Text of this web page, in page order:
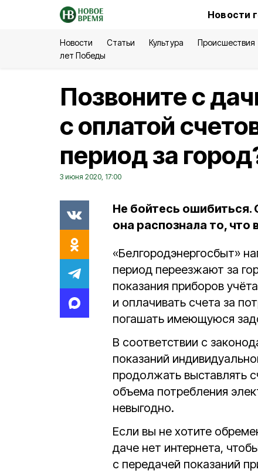
Новости
Новости Статьи Культура Происшествия
лет Победы
Позвоните с
с оплатой
период за
3 июня 2020, 17:00
Не бойтесь ошибиться.
она распознала то, что
«Белгородэнергосбыт»
период переезжают за
показания приборов
и оплачивать счета за
погашать имеющуюся
В соответствии с
показаний
продолжать выставлять
объема потребления
невыгодно.
Если вы не хотите
даче нет интернета,
с передачей показаний